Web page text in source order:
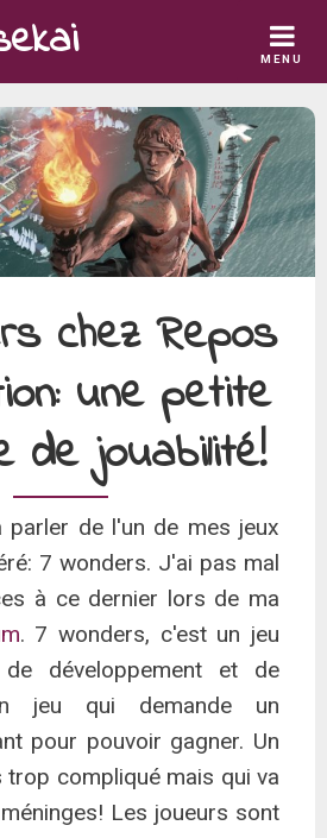
MENU
chez Repos
une petite
de jouabilité!
parler de l'un de mes jeux
7 wonders. J'ai pas mal
à ce dernier lors de ma
. 7 wonders, c'est un jeu
développement et de
jeu qui demande un
pour pouvoir gagner. Un
trop compliqué mais qui va
Les joueurs sont